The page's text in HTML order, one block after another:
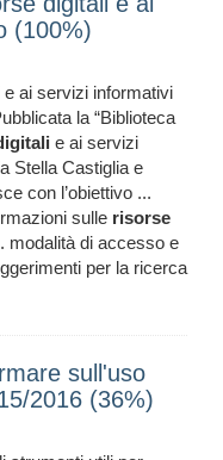
(100%)
e ai servizi informativi
la “Biblioteca
e ai servizi
Stella Castiglia e
con l’obiettivo ...
sulle risorse
modalità di accesso e
per la ricerca
sull'uso
2016 (36%)